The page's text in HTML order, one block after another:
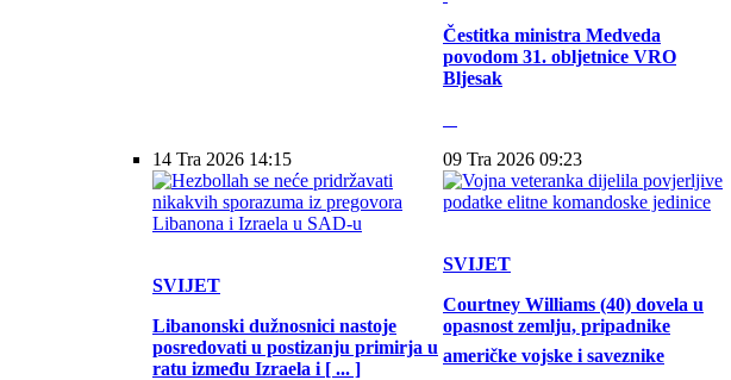
Čestitka ministra Medveda
povodom 31. obljetnice VRO
Bljesak
14 Tra 2026 14:15
SVIJET
Libanonski dužnosnici nastoje
posredovati u postizanju primirja u
ratu između Izraela i [ ... ]
09 Tra 2026 09:23
SVIJET
Courtney Williams (40) dovela u
opasnost zemlju, pripadnike
američke vojske i saveznike